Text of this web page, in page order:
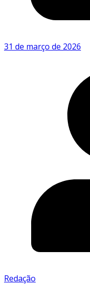
31 de março de 2026
Redação